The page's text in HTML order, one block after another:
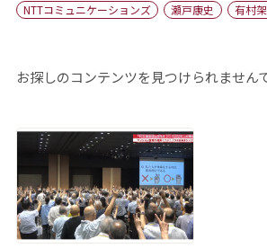
会社概要
NTTコミュニケーションズ
瀬戸康史
有村
お探しのコンテンツを見つけられません